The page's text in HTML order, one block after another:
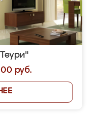
руб.